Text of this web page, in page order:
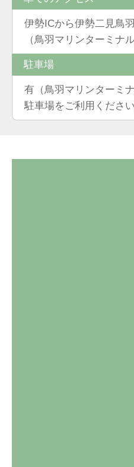
伊勢ICから伊勢二見鳥
（鳥羽マリンターミナ
駐車場
有（鳥羽マリンターミ
駐車場をご利用ください